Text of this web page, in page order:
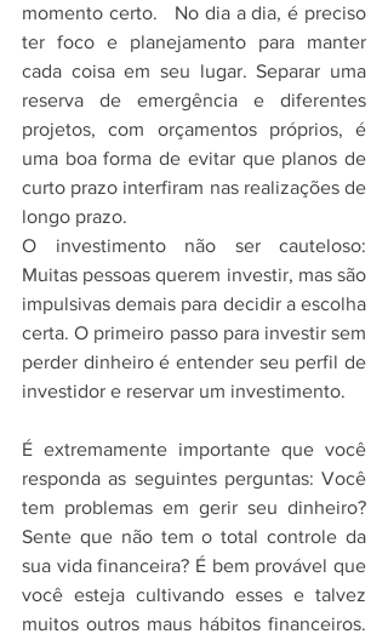
momento certo.   No dia a dia, é preciso
ter foco e planejamento para manter
cada coisa em seu lugar. Separar uma
reserva de emergência e diferentes
projetos, com orçamentos próprios, é
uma boa forma de evitar que planos de
curto prazo interfiram nas realizações de
longo prazo.
O investimento não ser cauteloso:
Muitas pessoas querem investir, mas são
impulsivas demais para decidir a escolha
certa. O primeiro passo para investir sem
perder dinheiro é entender seu perfil de
investidor e reservar um investimento.
É extremamente importante que você
responda as seguintes perguntas: Você
tem problemas em gerir seu dinheiro?
Sente que não tem o total controle da
sua vida financeira? É bem provável que
você esteja cultivando esses e talvez
muitos outros maus hábitos financeiros.